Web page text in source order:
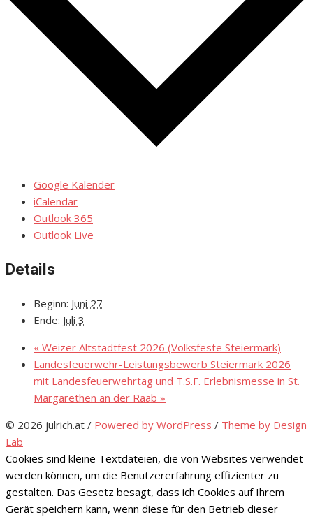
Google Kalender
iCalendar
Outlook 365
Outlook Live
Details
Beginn: Juni 27
Ende: Juli 3
« Weizer Altstadtfest 2026 (Volksfeste Steiermark)
Landesfeuerwehr-Leistungsbewerb Steiermark 2026
mit Landesfeuerwehrtag und T.S.F. Erlebnismesse in St.
Margarethen an der Raab »
© 2026 julrich.at / Powered by WordPress / Theme by Design
Lab
Cookies sind kleine Textdateien, die von Websites verwendet
werden können, um die Benutzererfahrung effizienter zu
gestalten. Das Gesetz besagt, dass ich Cookies auf Ihrem
Gerät speichern kann, wenn diese für den Betrieb dieser